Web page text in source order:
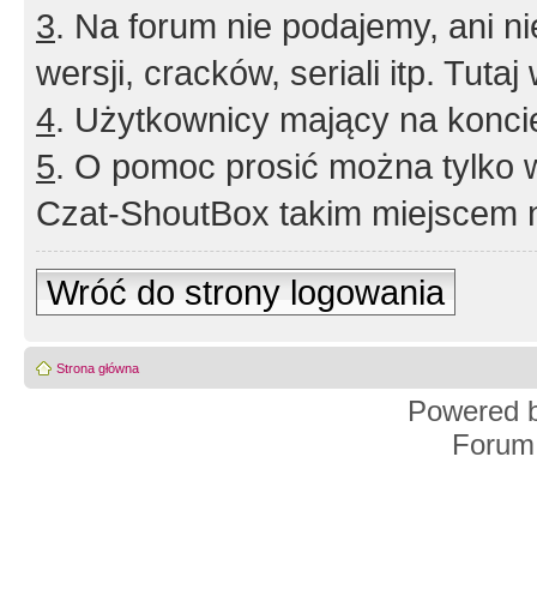
3. Na forum nie podajemy, ani
wersji, cracków, seriali itp. Tutaj
4. Użytkownicy mający na
5. O pomoc prosić można tylko
Czat-ShoutBox takim miejscem
Wróć do strony logowania
Strona główna
Powered